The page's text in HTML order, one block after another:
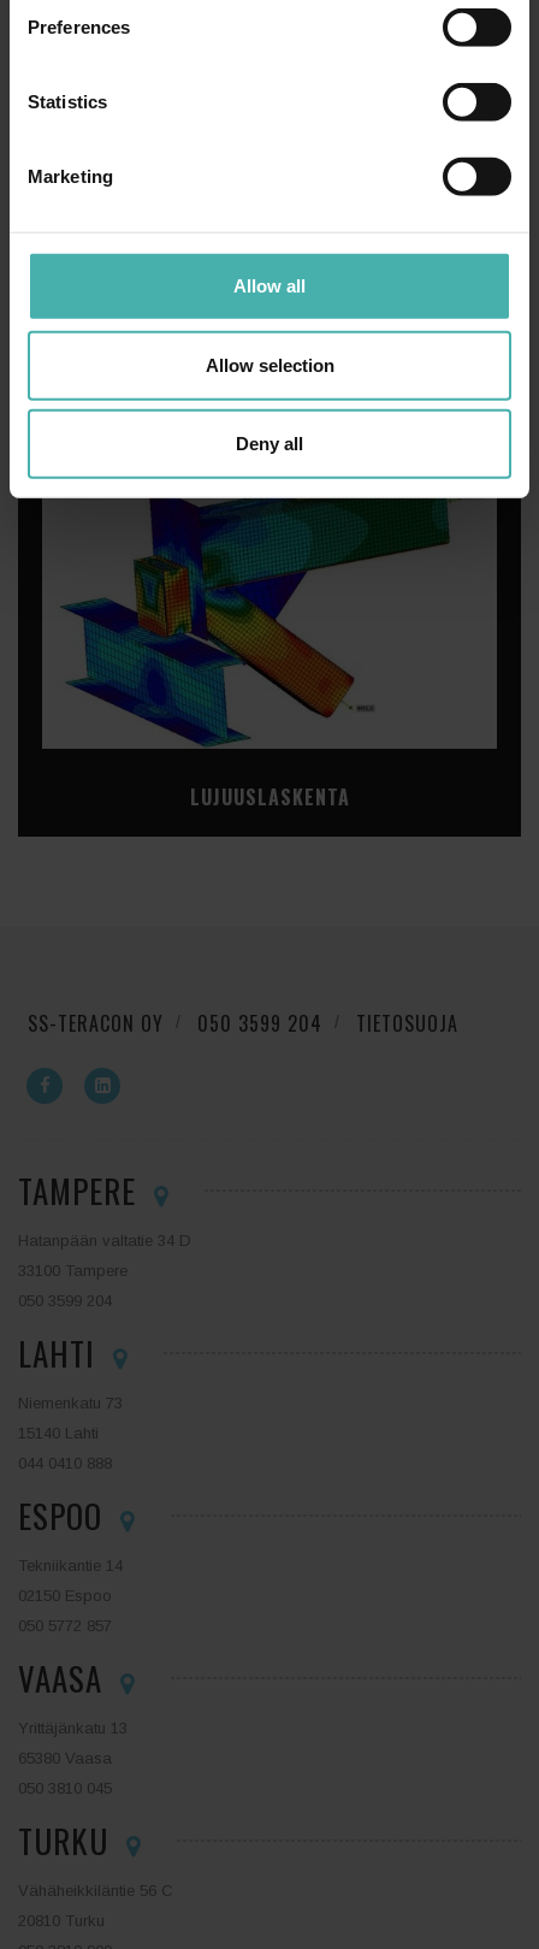
Preferences
Statistics
Marketing
Allow all
Allow selection
Deny all
RAKENNESUUNNITTELU
LUJUUSLASKENTA
SS-TERACON OY 050 3599 204 TIETOSUOJA
TAMPERE
Hatanpään valtatie 34 D
33100 Tampere
050 3599 204
LAHTI
Niemenkatu 73
15140 Lahti
044 0410 888
ESPOO
Tekniikantie 14
02150 Espoo
050 5772 857
VAASA
Yrittäjänkatu 13
65380 Vaasa
050 3810 045
TURKU
Vähäheikkiläntie 56 C
20810 Turku